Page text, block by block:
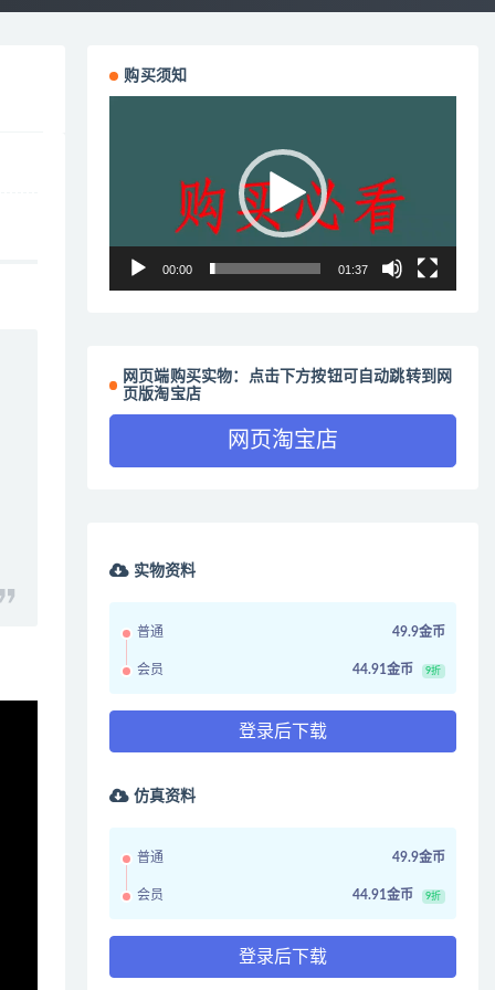
购买须知
00:00 01:37
网页端购买实物：点击下方按钮可自动跳转到网
页版淘宝店
网页淘宝店
实物资料
普通 49.9金币
会员 44.91金币 9折
登录后下载
仿真资料
普通 49.9金币
会员 44.91金币 9折
登录后下载